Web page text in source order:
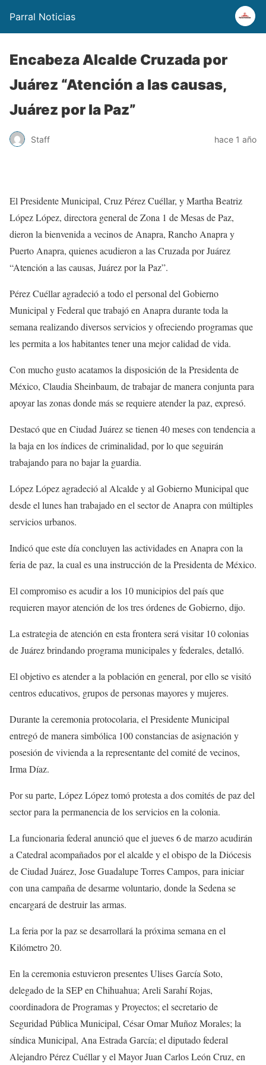
Parral Noticias
Encabeza Alcalde Cruzada por
Juárez “Atención a las causas,
Juárez por la Paz”
Staff hace 1 año
El Presidente Municipal, Cruz Pérez Cuéllar, y Martha Beatriz
López López, directora general de Zona 1 de Mesas de Paz,
dieron la bienvenida a vecinos de Anapra, Rancho Anapra y
Puerto Anapra, quienes acudieron a las Cruzada por Juárez
“Atención a las causas, Juárez por la Paz”.
Pérez Cuéllar agradeció a todo el personal del Gobierno
Municipal y Federal que trabajó en Anapra durante toda la
semana realizando diversos servicios y ofreciendo programas que
les permita a los habitantes tener una mejor calidad de vida.
Con mucho gusto acatamos la disposición de la Presidenta de
México, Claudia Sheinbaum, de trabajar de manera conjunta para
apoyar las zonas donde más se requiere atender la paz, expresó.
Destacó que en Ciudad Juárez se tienen 40 meses con tendencia a
la baja en los índices de criminalidad, por lo que seguirán
trabajando para no bajar la guardia.
López López agradeció al Alcalde y al Gobierno Municipal que
desde el lunes han trabajado en el sector de Anapra con múltiples
servicios urbanos.
Indicó que este día concluyen las actividades en Anapra con la
feria de paz, la cual es una instrucción de la Presidenta de México.
El compromiso es acudir a los 10 municipios del país que
requieren mayor atención de los tres órdenes de Gobierno, dijo.
La estrategia de atención en esta frontera será visitar 10 colonias
de Juárez brindando programa municipales y federales, detalló.
El objetivo es atender a la población en general, por ello se visitó
centros educativos, grupos de personas mayores y mujeres.
Durante la ceremonia protocolaria, el Presidente Municipal
entregó de manera simbólica 100 constancias de asignación y
posesión de vivienda a la representante del comité de vecinos,
Irma Díaz.
Por su parte, López López tomó protesta a dos comités de paz del
sector para la permanencia de los servicios en la colonia.
La funcionaria federal anunció que el jueves 6 de marzo acudirán
a Catedral acompañados por el alcalde y el obispo de la Diócesis
de Ciudad Juárez, Jose Guadalupe Torres Campos, para iniciar
con una campaña de desarme voluntario, donde la Sedena se
encargará de destruir las armas.
La feria por la paz se desarrollará la próxima semana en el
Kilómetro 20.
En la ceremonia estuvieron presentes Ulises García Soto,
delegado de la SEP en Chihuahua; Areli Sarahí Rojas,
coordinadora de Programas y Proyectos; el secretario de
Seguridad Pública Municipal, César Omar Muñoz Morales; la
síndica Municipal, Ana Estrada García; el diputado federal
Alejandro Pérez Cuéllar y el Mayor Juan Carlos León Cruz, en